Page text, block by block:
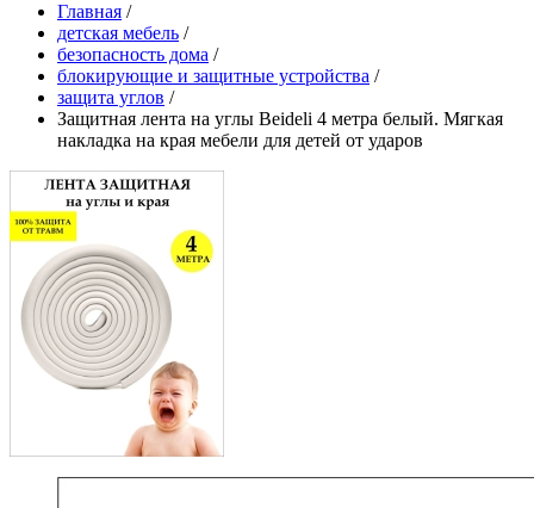
Главная /
детская мебель /
безопасность дома /
блокирующие и защитные устройства /
защита углов /
Защитная лента на углы Beideli 4 метра белый. Мягкая
накладка на края мебели для детей от ударов